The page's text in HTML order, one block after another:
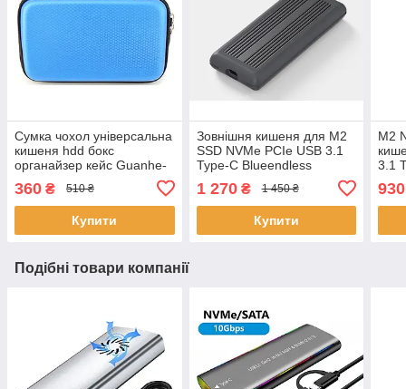
Сумка чохол універсальна
кишеня hdd бокс
органайзер кейс Guanhe-
360 ₴ 510 ₴
Купити
Зовнішня кишеня для M2
SSD NVMe PCIe USB 3.1
Type-C Blueendless
1 270₴ 1 450 ₴
Купити
M2
3.1
930
Подібні товари компанії